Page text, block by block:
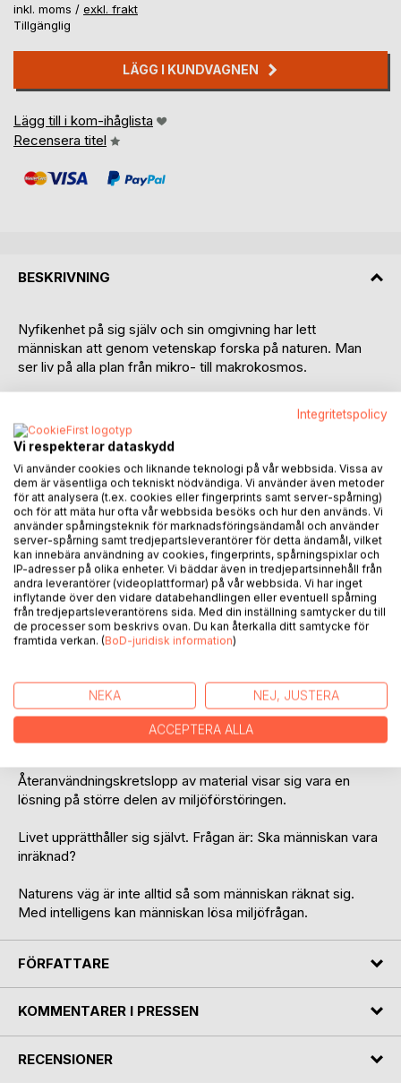
inkl. moms / exkl. frakt
Tillgänglig
LÄGG I KUNDVAGNEN
Lägg till i kom-ihåglista
Recensera titel
BESKRIVNING
Nyfikenhet på sig själv och sin omgivning har lett
människan att genom vetenskap forska på naturen. Man
ser liv på alla plan från mikro- till makrokosmos.
i universum.
När du ser dig som en del av det hela, möjliggör det att leva
ett fullt liv.
Global medvetenhet gör att varelser upplever enigheten i
allt liv i naturen. Vi är inte isolerade öar. Framväxt av global
medvetenhet gör att människan börjar göra val som främjar
biodiversiteten.
Om det finns ett ego inom en kan människan se att det
enbart sätter käppar i hjulet. Det enda sättet att utvecklas
på är medvetet. Denna medvetenhet om sig själv och sin
omgivning medför en insikt om en väldigt stor inneboende
Det går att både individuellt eller globalt lösa det på. Det
börjar dyka upp klimatneutral näringsverksamhet här och
var i världen.
Återanvändningskretslopp av material visar sig vara en
lösning på större delen av miljöförstöringen.
Livet upprätthåller sig självt. Frågan är: Ska människan vara
inräknad?
Naturens väg är inte alltid så som människan räknat sig.
Med intelligens kan människan lösa miljöfrågan.
FÖRFATTARE
KOMMENTARER I PRESSEN
RECENSIONER
Integritetspolicy
Vi respekterar dataskydd
Vi använder cookies och liknande teknologi på vår webbsida. Vissa av
dem är väsentliga och tekniskt nödvändiga. Vi använder även metoder
för att analysera (t.ex. cookies eller fingerprints samt server-spårning)
och för att mäta hur ofta vår webbsida besöks och hur den används. Vi
använder spårningsteknik för marknadsföringsändamål och använder
server-spårning samt tredjepartsleverantörer för detta ändamål, vilket
kan innebära användning av cookies, fingerprints, spårningspixlar och
IP-adresser på olika enheter. Vi bäddar även in tredjepartsinnehåll från
andra leverantörer (videoplattformar) på vår webbsida. Vi har inget
inflytande över den vidare databehandlingen eller eventuell spårning
från tredjepartsleverantörens sida. Med din inställning samtycker du till
de processer som beskrivs ovan. Du kan återkalla ditt samtycke för
framtida verkan. (BoD-juridisk information)
NEKA NEJ, JUSTERA
ACCEPTERA ALLA